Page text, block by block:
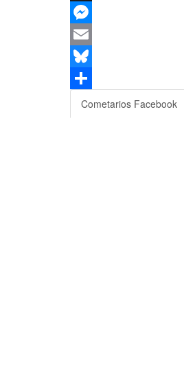
X
Messenger
Email
Bluesky
Compartir
Cometarios Facebook